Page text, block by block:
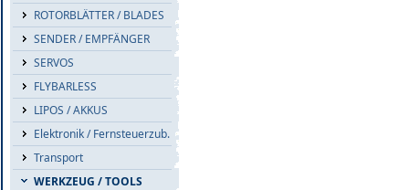
ROTORBLÄTTER / BLADES
SENDER / EMPFÄNGER
SERVOS
FLYBARLESS
LIPOS / AKKUS
Elektronik / Fernsteuerzub.
Transport
WERKZEUG / TOOLS